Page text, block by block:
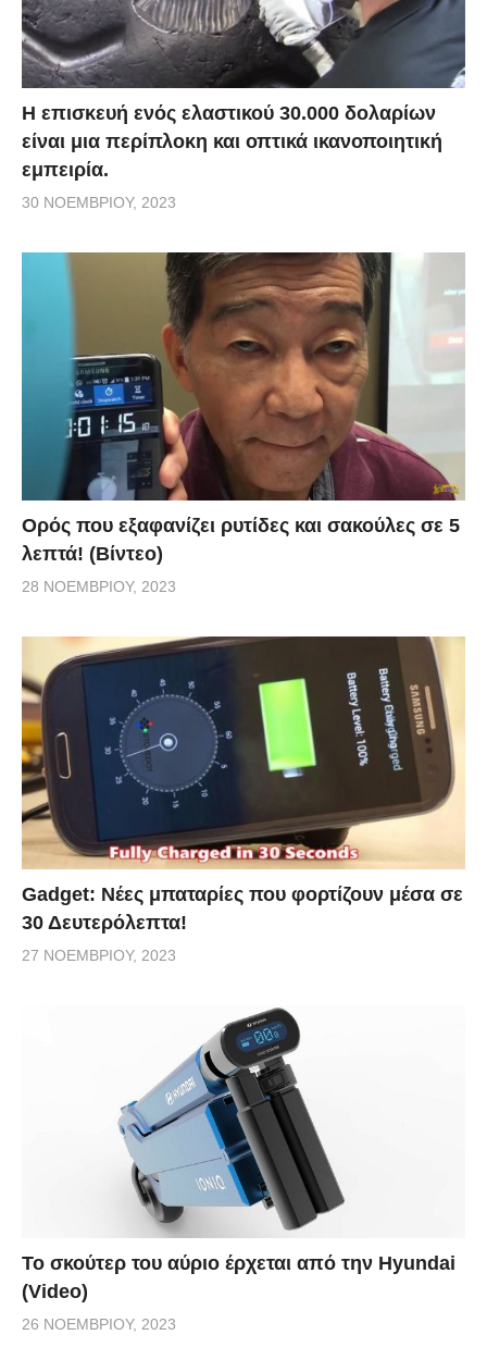
Η επισκευή ενός ελαστικού 30.000 δολαρίων
είναι μια περίπλοκη και οπτικά ικανοποιητική
εμπειρία.
30 ΝΟΕΜΒΡΊΟΥ, 2023
Ορός που εξαφανίζει ρυτίδες και σακούλες σε 5
λεπτά! (Βίντεο)
28 ΝΟΕΜΒΡΊΟΥ, 2023
Gadget: Νέες μπαταρίες που φορτίζουν μέσα σε
30 Δευτερόλεπτα!
27 ΝΟΕΜΒΡΊΟΥ, 2023
Το σκούτερ του αύριο έρχεται από την Hyundai
(Video)
26 ΝΟΕΜΒΡΊΟΥ, 2023